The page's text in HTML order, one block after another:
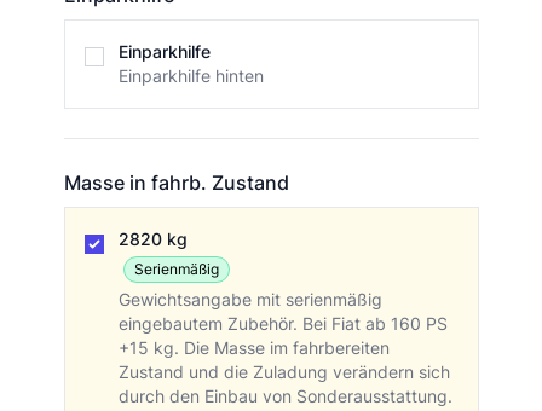
Einparkhilfe
Einparkhilfe hinten
Masse in fahrb. Zustand
2820 kg
Serienmäßig
Gewichtsangabe mit serienmäßig
eingebautem Zubehör. Bei Fiat ab 160 PS
+15 kg. Die Masse im fahrbereiten
Zustand und die Zuladung verändern sich
durch den Einbau von Sonderausstattung.